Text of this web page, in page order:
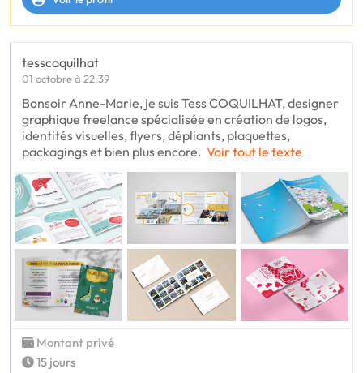
tesscoquilhat
01 octobre à 22:39
Bonsoir Anne-Marie, je suis Tess COQUILHAT, designer
graphique freelance spécialisée en création de logos,
identités visuelles, flyers, dépliants, plaquettes,
packagings et bien plus encore. Voir tout le texte
Montant privé
15 jours